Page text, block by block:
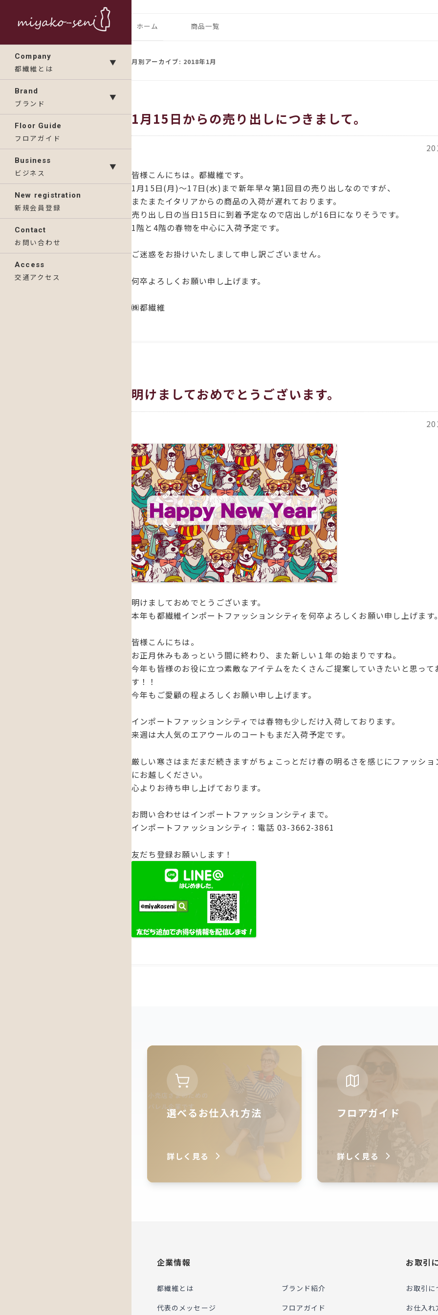
Company
都繊維とは
▼
Brand
ブランド
▼
Floor Guide
フロアガイド
Business
ビジネス
▼
New registration
新規会員登録
Contact
お問い合わせ
Access
交通アクセス
ン
ツ
ッ
フランス、イタリア、アメリカのインポー
ランドの「都繊維」
ホーム 商品一覧
月別アーカイブ: 2018年1月
1月15日からの売り出しにつきまして。
皆様こんにちは。都繊維です。
1月15日(月)～17日(水)まで新年早々第1回目の売り出しなのですが、
またまたイタリアからの商品の入荷が遅れております。
売り出し日の当日15日に到着予定なので店出しが16日になりそうです。
1階と4階の春物を中心に入荷予定です。
ご迷惑をお掛けいたしまして申し訳ございません。
何卒よろしくお願い申し上げます。
㈱都繊維
明けましておめでとうございます。
明けましておめでとうございます。
本年も都繊維インポートファッションシティを何卒よろしくお願い申し上げます。
皆様こんにちは。
お正月休みもあっという間に終わり、また新しい１年の始まりですね。
今年も皆様のお役に立つ素敵なアイテムをたくさんご提案していきたいと思って
す！！
今年もご愛顧の程よろしくお願い申し上げます。
インポートファッションシティでは春物も少しだけ入荷しております。
来週は大人気のエアウールのコートもまだ入荷予定です。
厳しい寒さはまだまだ続きますがちょこっとだけ春の明るさを感じにファッショ
にお越しください。
心よりお待ち申し上げております。
お問い合わせはインポートファッションシティまで。
インポートファッションシティ：電話 03-3662-3861
友だち登録お願いします！
選べるお仕入れ方法
詳しく見る
フロアガイド
詳しく見る
企業情報
都繊維とは
代表のメッセージ
ブランド紹介
フロアガイド
お取引
お取引に
お仕入れ